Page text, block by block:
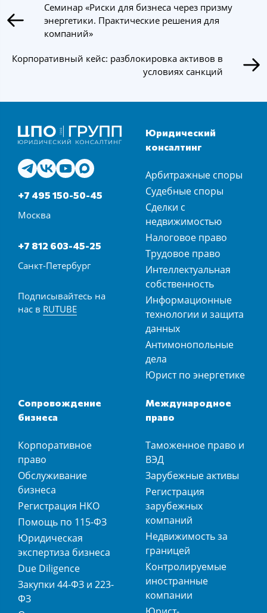
Семинар «Риски для бизнеса через призму
энергетики. Практические решения для
компаний»
Корпоративный кейс: разблокировка активов в
условиях санкций
+7 495 150-50-45
Москва
+7 812 603-45-25
Санкт-Петербург
Подписывайтесь на
нас в RUTUBE
Юридический
консалтинг
Арбитражные споры
Судебные споры
Сделки с
недвижимостью
Налоговое право
Трудовое право
Интеллектуальная
собственность
Информационные
технологии и защита
данных
Антимонопольные
дела
Юрист по энергетике
Сопровождение
бизнеса
Корпоративное
право
Обслуживание
бизнеса
Регистрация НКО
Помощь по 115-ФЗ
Юридическая
экспертиза бизнеса
Due Diligence
Закупки 44-ФЗ и 223-
ФЗ
Международное
право
Таможенное право и
ВЭД
Зарубежные активы
Регистрация
зарубежных
компаний
Недвижимость за
границей
Контролируемые
иностранные
компании